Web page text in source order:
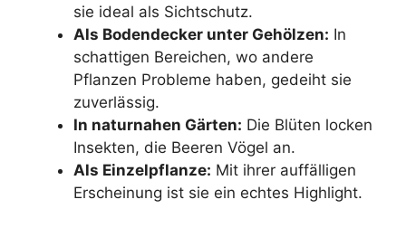
sie ideal als Sichtschutz.
Als Bodendecker unter Gehölzen: In
schattigen Bereichen, wo andere
Pflanzen Probleme haben, gedeiht sie
zuverlässig.
In naturnahen Gärten: Die Blüten locken
Insekten, die Beeren Vögel an.
Als Einzelpflanze: Mit ihrer auffälligen
Erscheinung ist sie ein echtes Highlight.